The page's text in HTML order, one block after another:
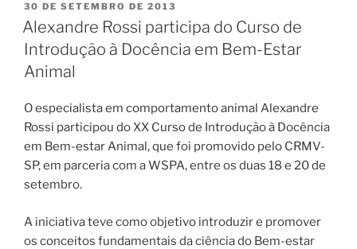
30 DE SETEMBRO DE 2013
Alexandre Rossi participa do Curso de
Introdução à Docência em Bem-Estar
Animal
O especialista em comportamento animal Alexandre
Rossi participou do XX Curso de Introdução à Docência
em Bem-estar Animal, que foi promovido pelo CRMV-
SP, em parceria com a WSPA, entre os duas 18 e 20 de
setembro.
A iniciativa teve como objetivo introduzir e promover
os conceitos fundamentais da ciência do Bem-estar